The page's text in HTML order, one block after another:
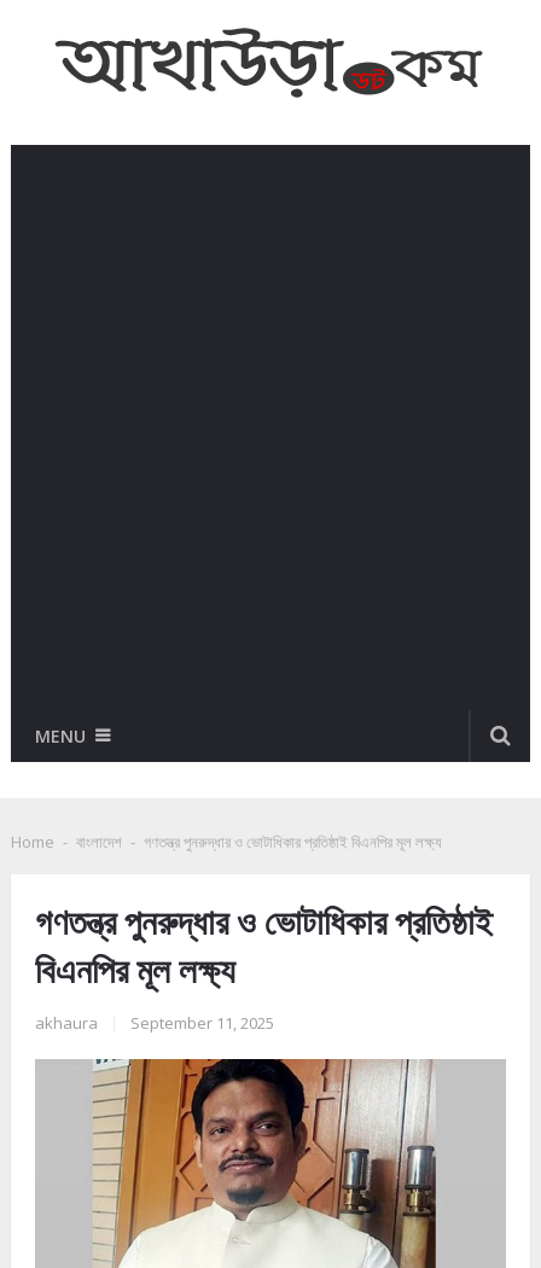
MENU
Home - বাংলাদেশ - গণতন্ত্র পুনরুদ্ধার ও ভোটাধিকার প্রতিষ্ঠাই বিএনপির মূল লক্ষ্য
গণতন্ত্র পুনরুদ্ধার ও ভোটাধিকার প্রতিষ্ঠাই
বিএনপির মূল লক্ষ্য
akhaura September 11, 2025